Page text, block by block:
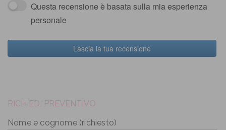
Questa recensione è basata sulla mia esperienza
personale
Lascia la tua recensione
RICHIEDI PREVENTIVO
Nome e cognome (richiesto)